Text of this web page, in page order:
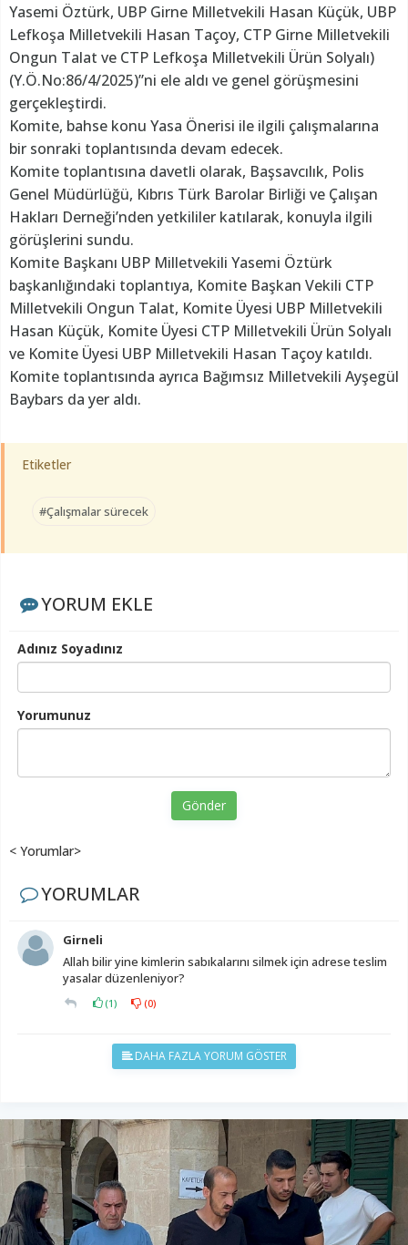
Yasemi Öztürk, UBP Girne Milletvekili Hasan Küçük, UBP
Lefkoşa Milletvekili Hasan Taçoy, CTP Girne Milletvekili
Ongun Talat ve CTP Lefkoşa Milletvekili Ürün Solyalı)
(Y.Ö.No:86/4/2025)”ni ele aldı ve genel görüşmesini
gerçekleştirdi.
Komite, bahse konu Yasa Önerisi ile ilgili çalışmalarına
bir sonraki toplantısında devam edecek.
Komite toplantısına davetli olarak, Başsavcılık, Polis
Genel Müdürlüğü, Kıbrıs Türk Barolar Birliği ve Çalışan
Hakları Derneği’nden yetkililer katılarak, konuyla ilgili
görüşlerini sundu.
Komite Başkanı UBP Milletvekili Yasemi Öztürk
başkanlığındaki toplantıya, Komite Başkan Vekili CTP
Milletvekili Ongun Talat, Komite Üyesi UBP Milletvekili
Hasan Küçük, Komite Üyesi CTP Milletvekili Ürün Solyalı
ve Komite Üyesi UBP Milletvekili Hasan Taçoy katıldı.
Komite toplantısında ayrıca Bağımsız Milletvekili Ayşegül
Baybars da yer aldı.
Etiketler
#Çalışmalar sürecek
YORUM EKLE
Adınız Soyadınız
Yorumunuz
Gönder
< Yorumlar>
YORUMLAR
Girneli
Allah bilir yine kimlerin sabıkalarını silmek için adrese teslim
yasalar düzenleniyor?
(1) (0)
DAHA FAZLA YORUM GÖSTER